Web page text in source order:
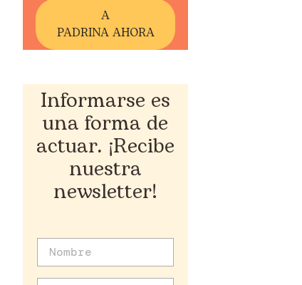
A
PADRINA AHORA
Informarse es
una forma de
actuar. ¡Recibe
nuestra
newsletter!